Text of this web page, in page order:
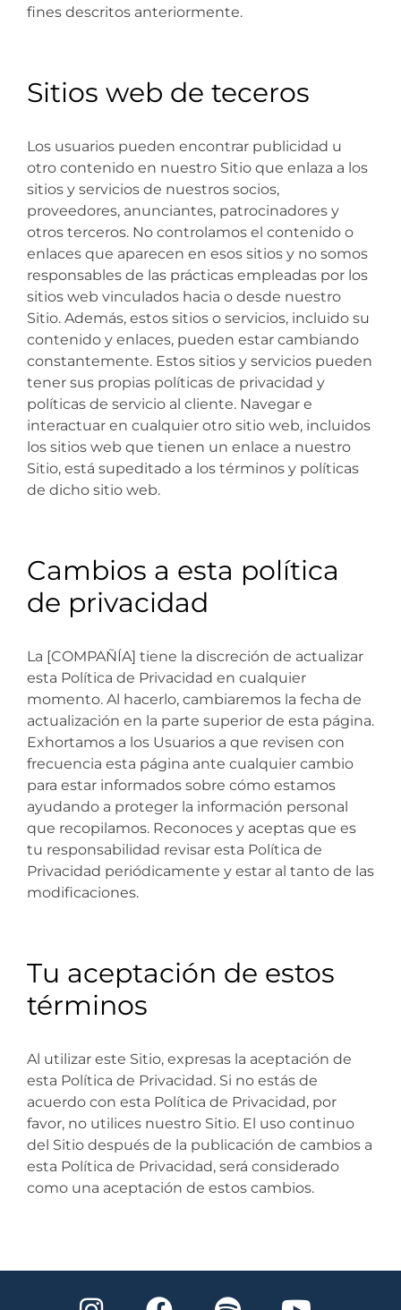
fines descritos anteriormente.
Sitios web de teceros
Los usuarios pueden encontrar publicidad u
otro contenido en nuestro Sitio que enlaza a los
sitios y servicios de nuestros socios,
proveedores, anunciantes, patrocinadores y
otros terceros. No controlamos el contenido o
enlaces que aparecen en esos sitios y no somos
responsables de las prácticas empleadas por los
sitios web vinculados hacia o desde nuestro
Sitio. Además, estos sitios o servicios, incluido su
contenido y enlaces, pueden estar cambiando
constantemente. Estos sitios y servicios pueden
tener sus propias políticas de privacidad y
políticas de servicio al cliente. Navegar e
interactuar en cualquier otro sitio web, incluidos
los sitios web que tienen un enlace a nuestro
Sitio, está supeditado a los términos y políticas
de dicho sitio web.
Cambios a esta política
de privacidad
La [COMPAÑÍA] tiene la discreción de actualizar
esta Política de Privacidad en cualquier
momento. Al hacerlo, cambiaremos la fecha de
actualización en la parte superior de esta página.
Exhortamos a los Usuarios a que revisen con
frecuencia esta página ante cualquier cambio
para estar informados sobre cómo estamos
ayudando a proteger la información personal
que recopilamos. Reconoces y aceptas que es
tu responsabilidad revisar esta Política de
Privacidad periódicamente y estar al tanto de las
modificaciones.
Tu aceptación de estos
términos
Al utilizar este Sitio, expresas la aceptación de
esta Política de Privacidad. Si no estás de
acuerdo con esta Política de Privacidad, por
favor, no utilices nuestro Sitio. El uso continuo
del Sitio después de la publicación de cambios a
esta Política de Privacidad, será considerado
como una aceptación de estos cambios.